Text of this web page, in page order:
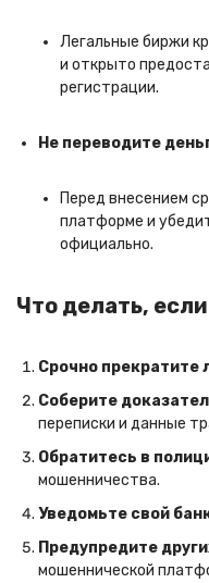
Легальные биржи
и открыто
регистрации.
Не переводите
Перед внесением
платформе и
официально.
Что делать,
Срочно
Соберите
переписки и данные
Обратитесь в
мошенничества.
Уведомьте свой
Предупредите
мошеннической